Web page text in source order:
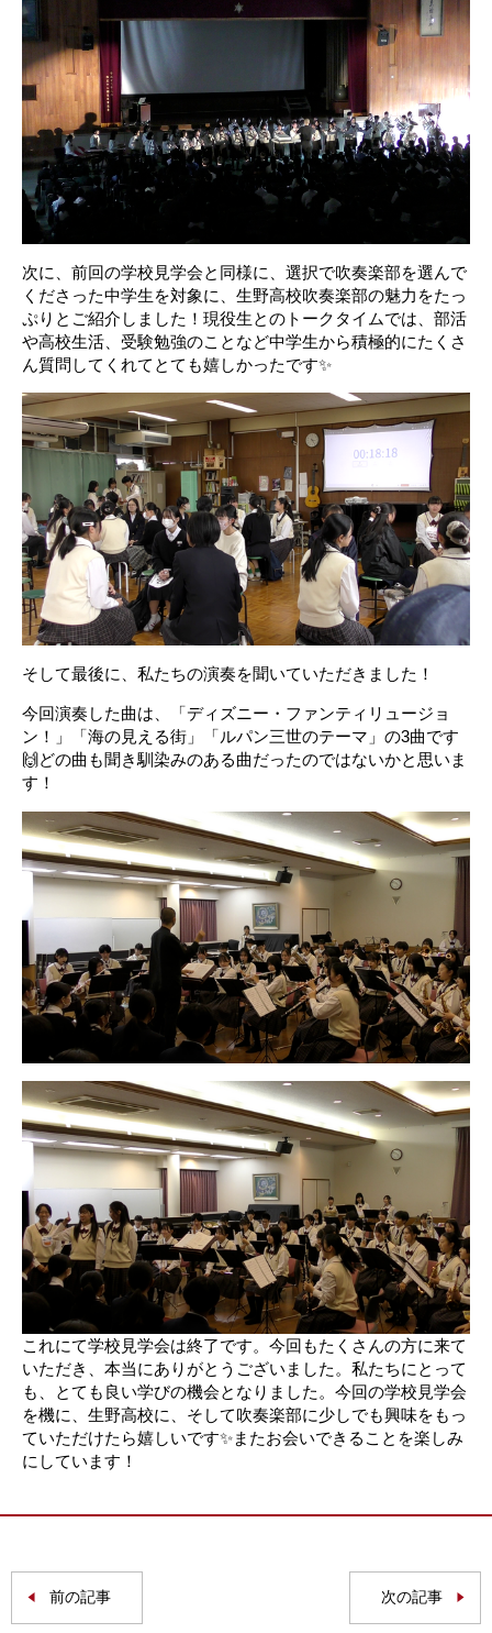
次に、 前回の学校見学会と同様に、選択で吹奏楽部を選んで
くださった中学生を対象に
、生野高校吹奏楽部の魅力をたっ
ぷりとご紹介しました！ 現役生とのトークタイムでは、部活
や高校生活、受験勉強のことなど中学生から積極的にたくさ
ん質問してくれてとても嬉しかったです✨
そして最後に 、私たちの演奏を聞いていただきました！
今回演奏した曲は、「ディズニー・ファンティリュージョ
ン ！ 」 「海の見える街」 「ルパン三世のテーマ」 の3曲です
🙌 どの曲も聞き馴染みのある曲だったのではないかと思いま
す！
これにて学校見学会は終了です。 今回もたくさんの方に来て
いただき、 本当にありがとうございました。 私たちにとって
も
とても良い学びの機会となりました 。 今回の学校見学会
を機に
生野高校に、そして吹奏楽部に少しでも興味をもっ
ていただけたら嬉しいです✨またお会いできることを楽しみ
にしています！
前の記事 次の記事